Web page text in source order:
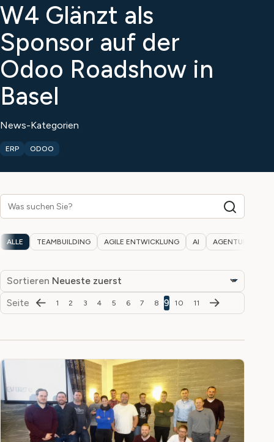
W4 Glänzt als
Sponsor auf der
Odoo Roadshow in
Basel
News-Kategorien
ERP ODOO
ALLE TEAMBUILDING AGILE ENTWICKLUNG AI AGENTUR-
Sortieren
Seite
1 2 3 4 5 6 7 8 9 10 11